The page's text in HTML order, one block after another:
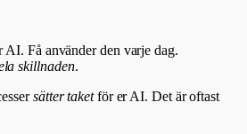
AI. Få använder den varje dag.
skillnaden.
sätter taketför er AI. Det är oftast